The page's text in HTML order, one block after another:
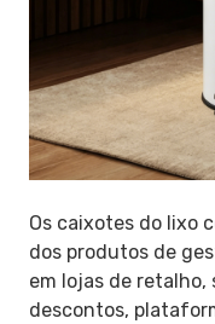
Os caixotes do lixo
dos produtos de
em lojas de retalho,
descontos,